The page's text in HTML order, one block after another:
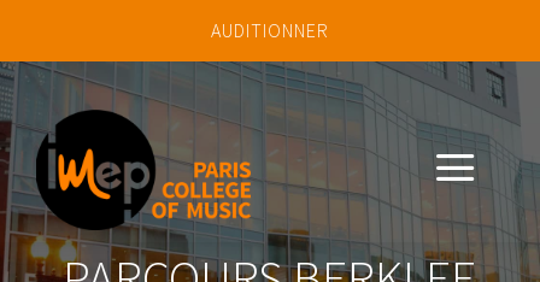
a
AUDITIONNER